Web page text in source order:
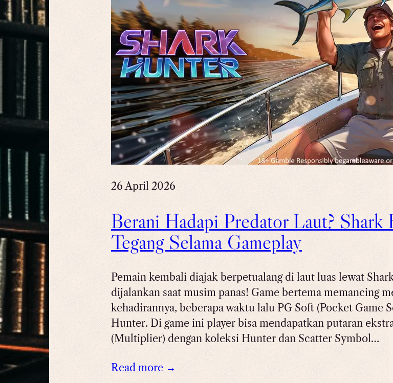
26 April 2026
Berani Hadapi Predator Laut?
Tegang Selama Gameplay
Pemain kembali diajak berpetualang di laut luas lewat
dijalankan saat musim panas! Game bertema memancing
kehadirannya, beberapa waktu lalu PG Soft (Pocket Game
Hunter. Di game ini player bisa mendapatkan putaran
(Multiplier) dengan koleksi Hunter dan Scatter Symbol…
Read more →